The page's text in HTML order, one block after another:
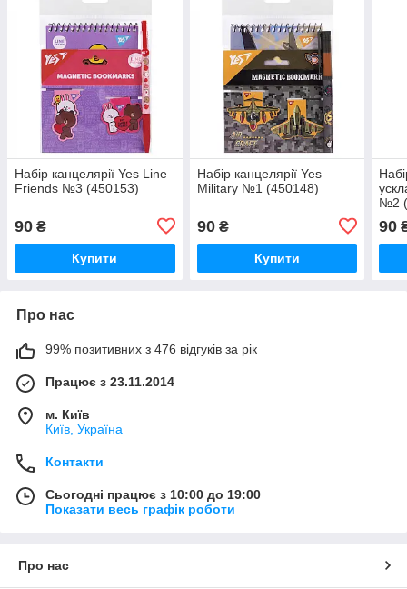
Набір канцелярії Yes Line
Friends №3 (450153)
90 ₴
Купити
Набір канцелярії Yes
Military №1 (450148)
90₴
Купити
№2
90
Про нас
99% позитивних з 476 відгуків за рік
Працює з 23.11.2014
м. Київ
Київ, Україна
Контакти
Сьогодні працює з 10:00 до 19:00
Показати весь графік роботи
Про нас